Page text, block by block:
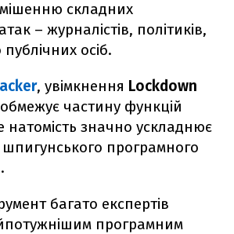
складних
– журналістів, політиків,
публічних осіб.
, увімкнення Lockdown
обмежує частину функцій
натомість значно ускладнює
програмного
багато експертів
програмним